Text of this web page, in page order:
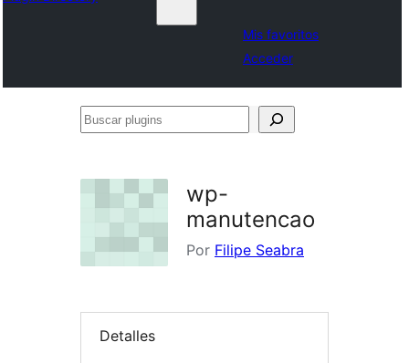
Mis favoritos
Acceder
Buscar
wp-
manutencao
Por Filipe Seabra
Detalles